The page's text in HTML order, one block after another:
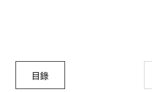
目錄